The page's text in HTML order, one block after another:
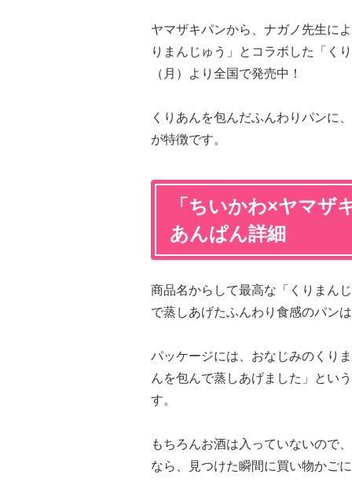
ヤマザキパンから、ナガノ先生に
りまんじゅう」とコラボした「く
（月）より全国で発売中！
くりあんを包んだふんわりパンに
が特徴です。
「ちいかわ×ヤマザ
あんぱん詳細
商品名からして最高な「くりまん
で蒸しあげたふんわり食感のパン
パッケージには、おなじみのくり
んを包んで蒸しあげました」とい
す。
もちろんお酒は入っていないので
なら、見つけた瞬間に買い物かご